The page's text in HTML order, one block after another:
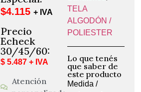
$4.115 + IVA
Precio
Echeck
30/45/60:
$ 5.487 + IVA
Atención
TELA
ALGODÓN /
POLIESTER
Lo que tenés
que saber de
este producto
Medida /